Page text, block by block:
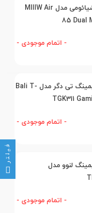
کیبورد بی سیم شیائومی مدل MIIIW Air
85 Dual
- اتمام موجودی -
کیبورد با سیم گیمینگ تی دگر مدل Bali T-
TGK311
- اتمام موجودی -
لنوو مدل
- اتمام موجودی -
فیلتر